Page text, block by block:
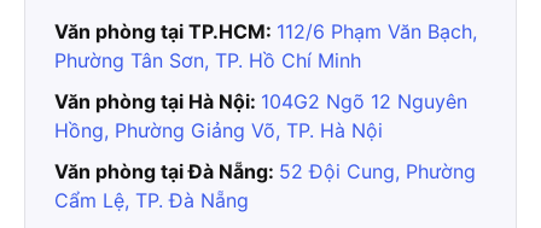
Văn phòng tại TP.HCM: 112/6 Phạm Văn Bạch,
Phường Tân Sơn, TP. Hồ Chí Minh
Văn phòng tại Hà Nội: 104G2 Ngõ 12 Nguyên
Hồng, Phường Giảng Võ, TP. Hà Nội
Văn phòng tại Đà Nẵng: 52 Đội Cung, Phường
Cẩm Lệ, TP. Đà Nẵng